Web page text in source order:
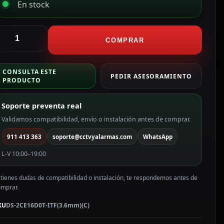
En stock
COMPRAR
CONSULTA ESTE
PRODUCTO
PEDIR ASESORAMIENTO
Soporte preventa real
Validamos compatibilidad, envío o instalación antes de comprar.
911 413 363 soporte@cctvyalarmas.com WhatsApp
L-V 10:00–19:00
dudas de compatibilidad o instalación, te respondemos antes de
DS-2CE16D0T-ITF(3.6mm)(C)